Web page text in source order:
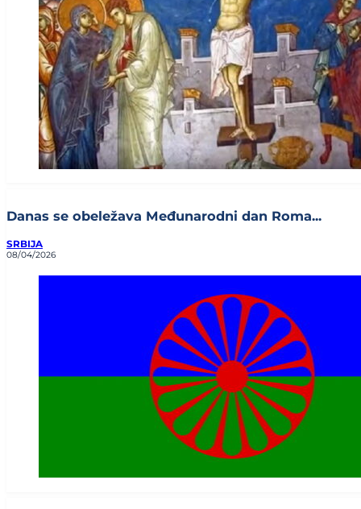
Danas se obeležava Međunarodni dan Roma...
SRBIJA
08/04/2026